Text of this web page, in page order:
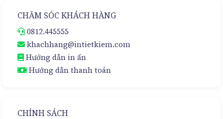
CHĂM SÓC KHÁCH HÀNG
0812.445555
khachhang@intietkiem.com
Hướng dẫn in ấn
Hướng dẫn thanh toán
CHÍNH SÁCH